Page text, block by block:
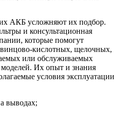
АКБ усложняют их подбор.
и консультационная
которые помогут
кислотных, щелочных,
или обслуживаемых
Их опыт и знания
условия эксплуатации
выводах;